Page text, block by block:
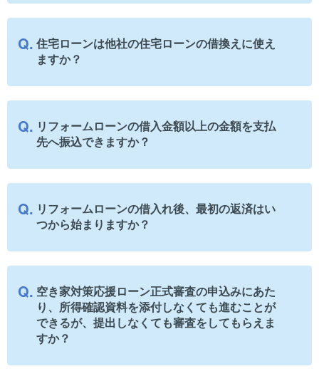
住宅ローンは他社の住宅ローンの借換えに使え
ますか？
リフォームローンの借入金額以上の金額を支払
先へ振込できますか？
リフォームローンの借入れ後、最初の返済はい
つから始まりますか？
空き家対策応援ローン正式審査の申込みにあた
り、所得確認資料を添付しなくても進むことが
できるが、提出しなくても審査をしてもらえま
すか？